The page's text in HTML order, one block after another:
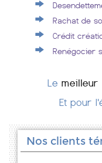
Rachat de
Crédit
Renégocier
Le meilleur
Et pour
Nos clients